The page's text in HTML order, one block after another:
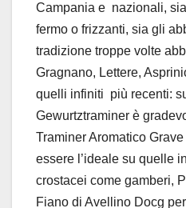
Campania e nazionali,
fermo o frizzanti, sia gli
tradizione troppe volte
Gragnano, Lettere,
quelli infiniti più recenti:
Gewurtztraminer è
Traminer Aromatico
essere l’ideale su quelle
crostacei come gamberi,
Fiano di Avellino Docg